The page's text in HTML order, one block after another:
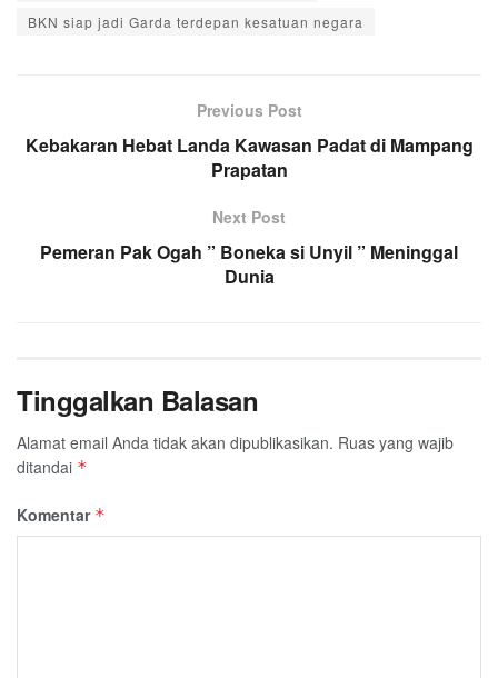
BKN siap jadi Garda terdepan kesatuan negara
Previous Post
Kebakaran Hebat Landa Kawasan Padat di Mampang
Prapatan
Next Post
Pemeran Pak Ogah ” Boneka si Unyil ” Meninggal
Dunia
Tinggalkan Balasan
Alamat email Anda tidak akan dipublikasikan. Ruas yang wajib
ditandai *
Komentar *